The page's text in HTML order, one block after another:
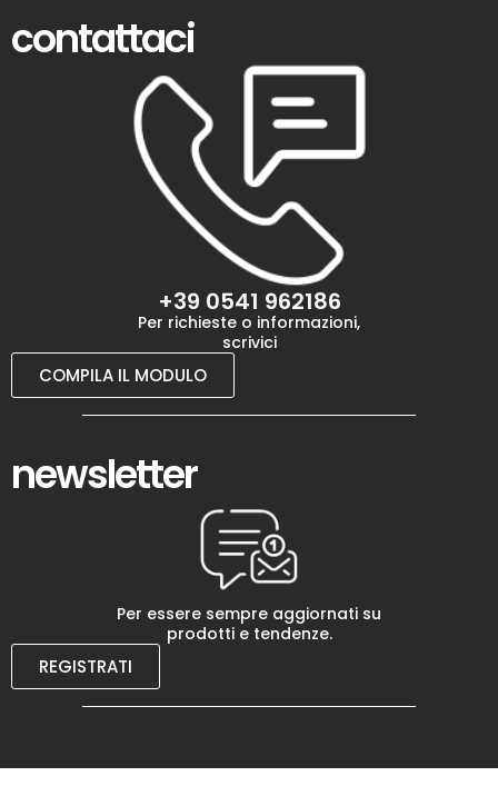
contattaci
+39 0541 962186
Per richieste o informazioni,
scrivici
COMPILA IL MODULO
newsletter
Per essere sempre aggiornati su
prodotti e tendenze.
REGISTRATI